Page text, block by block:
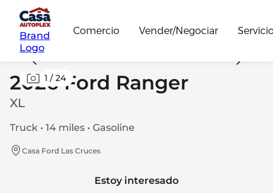
Brand
Logo
Comercio Vender/Negociar
1 /24
2026 Ford Ranger
XL
Truck • 14 miles • Gasoline
Casa Ford Las Cruces
Estoy interesado